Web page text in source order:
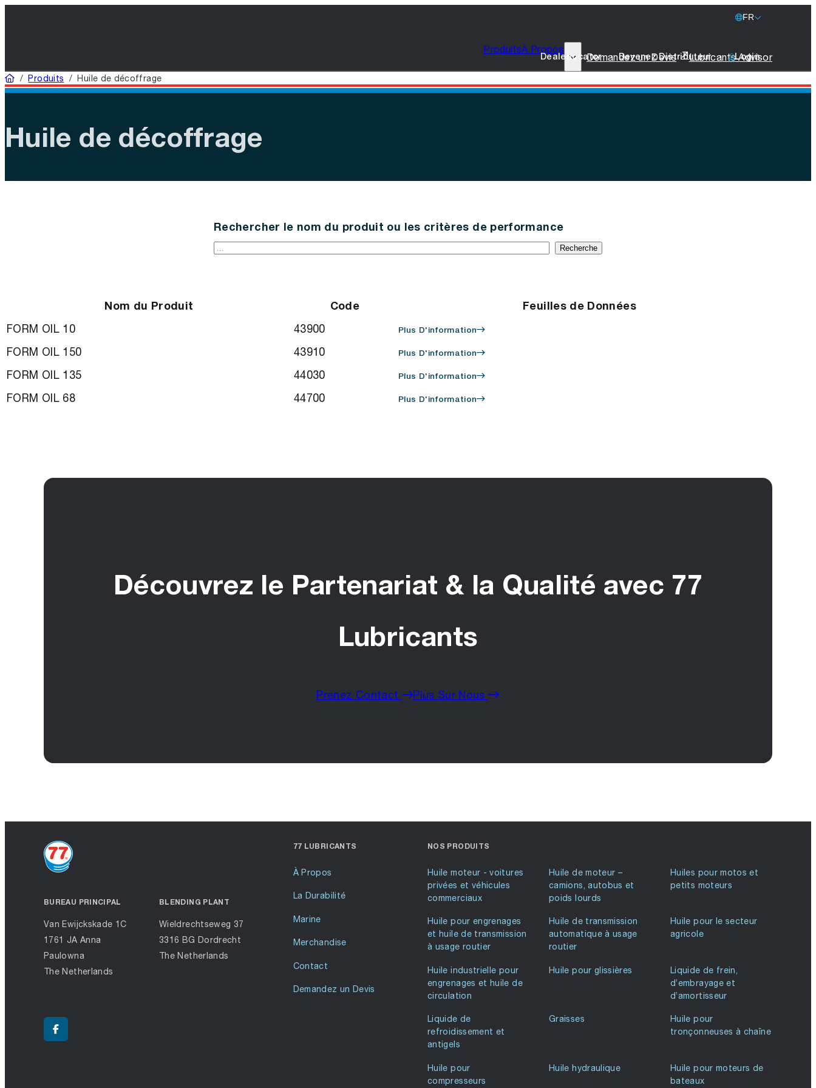
FR
ProduitsÀ Propos
77 Lubricants
La Durabilité
Produits Promotionnels
Demandez un Devis Lubricants Advisor
Dealerlocator Devenez Distributeur Login
Domicile
/Produits /Huile de décoffrage
Huile de décoffrage
Rechercher le nom du produit ou les critères de performance
Recherche
Nom du Produit Code
Feuilles de Données
FORM OIL 10
43900 Plus D'information
FORM OIL 150 43910 Plus D'information
FORM OIL 135 44030 Plus D'information
FORM OIL 68 44700 Plus D'information
Découvrez le Partenariat & la Qualité avec 77
Lubricants
Prenez Contact Plus Sur Nous
BUREAU PRINCIPAL
Van Ewijckskade 1C
1761 JA Anna
Paulowna
The Netherlands
BLENDING PLANT
Wieldrechtseweg 37
3316 BG Dordrecht
The Netherlands
77 LUBRICANTS
À Propos
La Durabilité
Marine
Merchandise
Contact
Demandez un Devis
NOS PRODUITS
Huile moteur - voitures
privées et véhicules
commerciaux
Huile de moteur –
camions, autobus et
poids lourds
Huiles pour motos et
petits moteurs
Huile pour engrenages
et huile de transmission
à usage routier
Huile de transmission
automatique à usage
routier
Huile pour le secteur
agricole
Huile industrielle pour
engrenages et huile de
circulation
Huile pour glissières
Liquide de frein,
d’embrayage et
d’amortisseur
Liquide de
refroidissement et
antigels
Graisses
Huile pour
tronçonneuses à chaîne
Huile pour
compresseurs
Huile hydraulique
Huile pour moteurs de
bateaux